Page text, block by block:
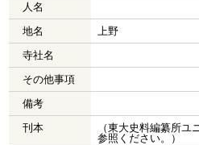
人名
地名
上野
寺社名
その他事項
備考
刊本
（東大史料編纂所
参照ください。）